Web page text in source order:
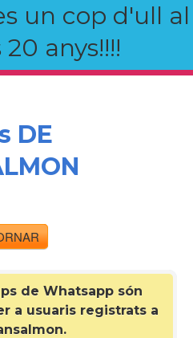
un cop d'ull al
anys!!!!
DE
de Whatsapp són
a usuaris registrats a
.